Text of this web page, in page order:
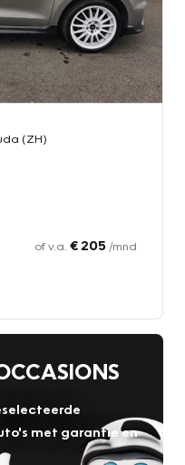
(ZH)
of v.a. € 205 /mnd
met garantie en